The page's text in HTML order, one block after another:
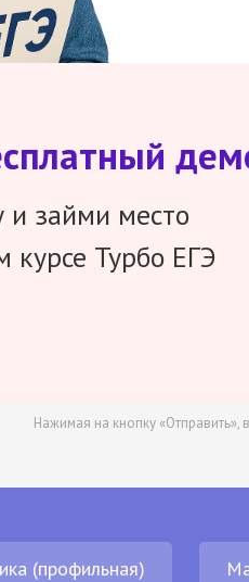
и займи место
курсе Турбо ЕГЭ
Нажимая на кнопку «Отправить»,
(профильная)